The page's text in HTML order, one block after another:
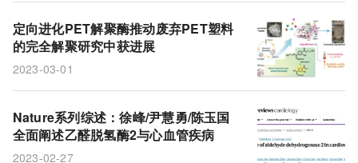
定向进化PET解聚酶推动废弃PET塑料
的完全解聚研究中获进展
2023-03-01
Nature系列综述：徐峰/尹慧勇/陈玉国
全面阐述乙醛脱氢酶2与心血管疾病
2023-02-27